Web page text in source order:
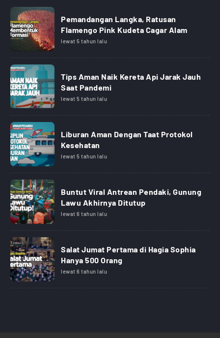
Pemandangan Langka, Ratusan
Flamengo Pink Kudeta Cagar Alam
lewat 5 tahun lalu
Tips Aman Naik Kereta Api Jarak Jauh
Saat Pandemi
lewat 5 tahun lalu
Liburan Aman Dengan Taat Protokol
Kesehatan
lewat 5 tahun lalu
Buntut Viral Antrean Pendaki, Gunung
Lawu Akhirnya Ditutup
lewat 6 tahun lalu
Salat Jumat Pertama di Hagia Sophia
Hanya 500 Orang
lewat 6 tahun lalu